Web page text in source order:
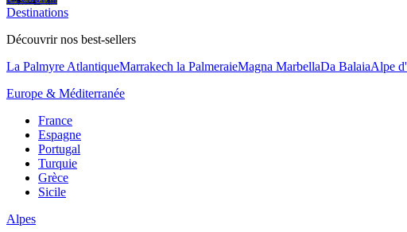
Destinations
Découvrir nos best-sellers
La Palmyre AtlantiqueMarrakech la PalmeraieMagna MarbellaDa BalaiaAlpe
Europe & Méditerranée
France
Espagne
Portugal
Turquie
Grèce
Sicile
Alpes